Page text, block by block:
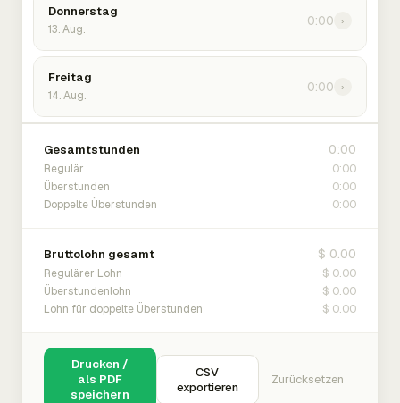
Donnerstag
13. Aug.
0:00 ›
Freitag
14. Aug.
0:00 ›
Gesamtstunden 0:00
Regulär 0:00
Überstunden 0:00
Doppelte Überstunden 0:00
Bruttolohn gesamt $ 0.00
Regulärer Lohn $ 0.00
Überstundenlohn $ 0.00
Lohn für doppelte Überstunden $ 0.00
Drucken /
als PDF
speichern
CSV
exportieren
Zurücksetzen